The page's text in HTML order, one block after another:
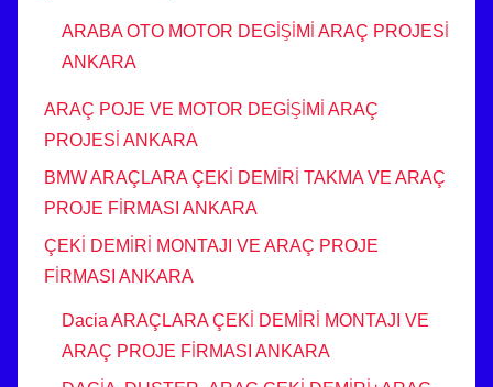
ARABA OTO MOTOR DEGİŞİMİ ARAÇ PROJESİ
ANKARA
ARAÇ POJE VE MOTOR DEGİŞİMİ ARAÇ
PROJESİ ANKARA
BMW ARAÇLARA ÇEKİ DEMİRİ TAKMA VE ARAÇ
PROJE FİRMASI ANKARA
ÇEKİ DEMİRİ MONTAJI VE ARAÇ PROJE
FİRMASI ANKARA
Dacia ARAÇLARA ÇEKİ DEMİRİ MONTAJI VE
ARAÇ PROJE FİRMASI ANKARA